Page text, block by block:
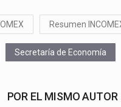
Resumen
Secretaría de Economía
POR EL MISMO AUTOR